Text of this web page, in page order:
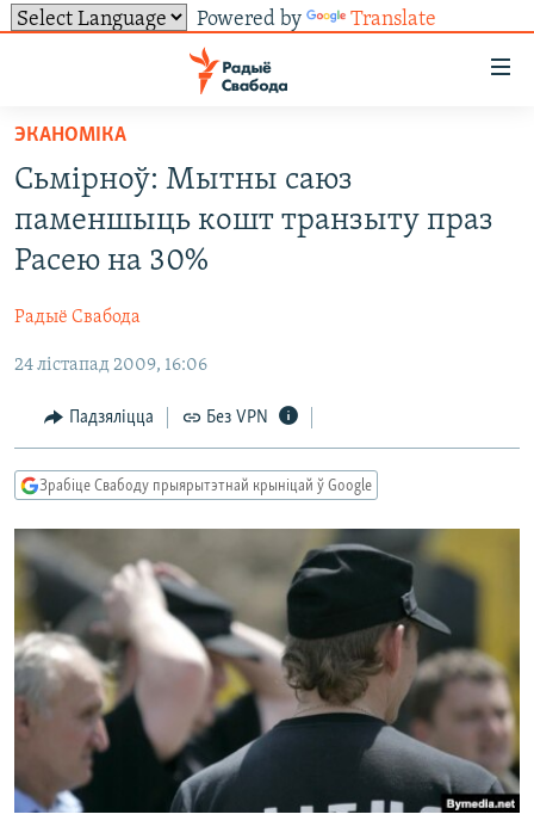
Powered by Translate
ўнівэрсальнага
доступу
Перайсьці
да
галоўнага
зьместу
да
навігацыі
Перайсьці
пошуку
УСЕ НАВІНЫ
ПАЛІТЫКА
ЭКАНОМІКА
ВАЙНА
ПАЛІТВЯЗЬНІ
КУЛЬТУРА
КАЛЯНДАР
ТОЛЬКІ НА СВАБОДЗЕ
ГІСТОРЫЯ НА СВАБОДЗЕ
ПАДКАСТЫ
КНІГІ
PREMIUM
МОВА
НА ХВАЛЯХ СВАБОДЫ
СУВЯЗЬ
ПАДЗЯЛІЦЦА ІНФАРМАЦЫЯЙ
RSS
ПАДКАСТЫ
FACEBOOK
ЭКАНОМІКА
Сьмірноў: Мытны саюз
паменшыць кошт транзыту праз
Расею на 30%
Радыё Свабода
24 лістапад 2009, 16:06
Падзяліцца Без VPN
Зрабіце Свабоду прыярытэтнай крыніцай ў Google